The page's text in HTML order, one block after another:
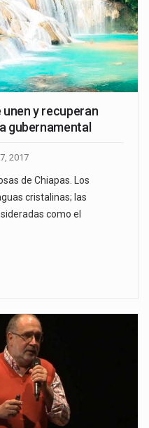
unen y recuperan
gubernamental
2017
de Chiapas. Los
cristalinas; las
como el